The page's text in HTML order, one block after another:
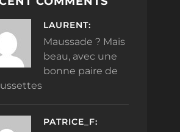
LAURENT:
Maussade ? Mais
beau, avec une
bonne paire de
PATRICE_F: